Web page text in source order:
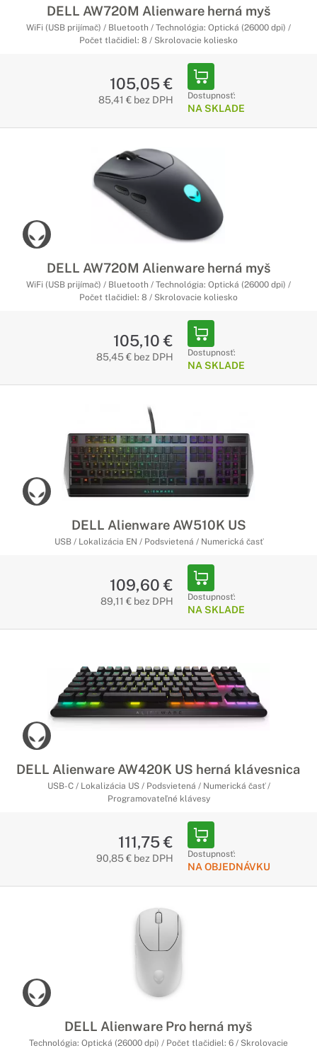
DELL AW720M Alienware herná myš
WiFi (USB prijímač) / Bluetooth / Technológia: Optická (26000 dpi) /
Počet tlačidiel: 8 / Skrolovacie koliesko
105,05 €
85,41 € bez DPH Dostupnosť:
NA SKLADE
DELL AW720M Alienware herná myš
WiFi (USB prijímač) / Bluetooth / Technológia: Optická (26000 dpi) /
Počet tlačidiel: 8 / Skrolovacie koliesko
105,10 €
85,45 € bez DPH Dostupnosť:
NA SKLADE
DELL Alienware AW510K US
USB / Lokalizácia EN / Podsvietená / Numerická časť
109,60 €
89,11 € bez DPH Dostupnosť:
NA SKLADE
DELL Alienware AW420K US herná klávesnica
USB-C / Lokalizácia US / Podsvietená / Numerická časť /
Programovateľné klávesy
111,75 €
90,85 € bez DPH Dostupnosť:
NA OBJEDNÁVKU
DELL Alienware Pro herná myš
Technológia: Optická (26000 dpi) / Počet tlačidiel: 6 / Skrolovacie